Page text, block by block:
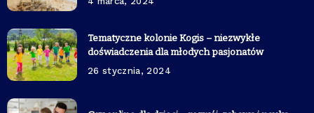
Tematyczne kolonie Kogis – niezwykłe
doświadczenia dla młodych pasjonatów
26 stycznia, 2024